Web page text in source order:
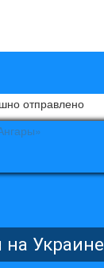
отправлено
на Украине